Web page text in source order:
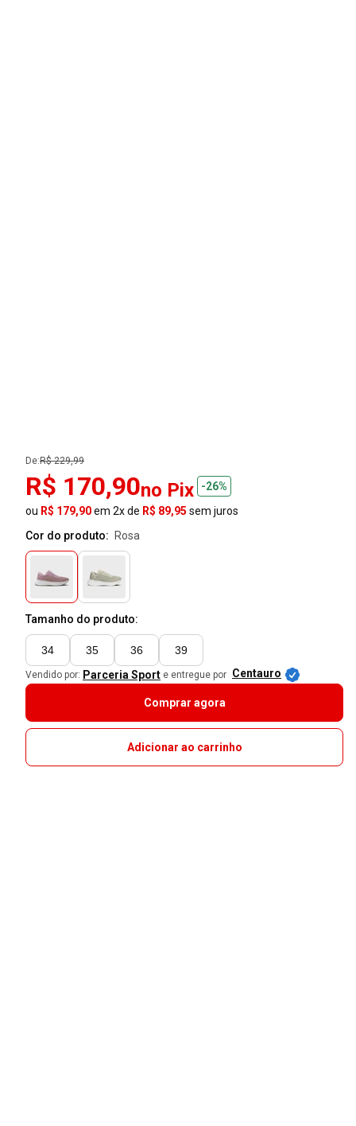
De:R$ 229,99
R$ 170,90no Pix
-26%
ou R$ 179,90em 2x de R$ 89,95 sem juros
Cor do produto:
rosa
Tamanho do produto:
34 35 36 39
Vendido por: Parceria Sport e entregue por Centauro
Comprar agora
Adicionar ao carrinho